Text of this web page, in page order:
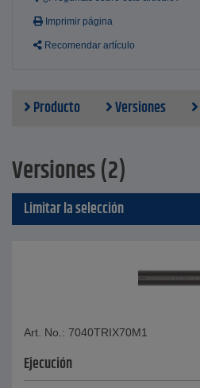
Imprimir página
Recomendar artículo
Producto Versiones
Versiones (2)
Limitar la selección
Art. No.: 7040TRIX70M1
Ejecución